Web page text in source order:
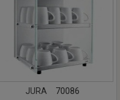
JURA 70086